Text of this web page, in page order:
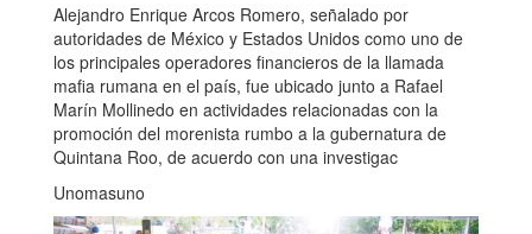
Alejandro Enrique Arcos Romero, señalado por
autoridades de México y Estados Unidos como uno de
los principales operadores financieros de la llamada
mafia rumana en el país, fue ubicado junto a Rafael
Marín Mollinedo en actividades relacionadas con la
promoción del morenista rumbo a la gubernatura de
Quintana Roo, de acuerdo con una investigac
Unomasuno